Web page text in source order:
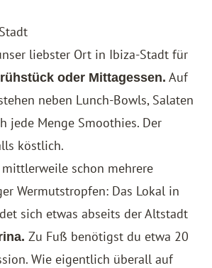
liebster Ort in Ibiza-Stadt für
oder Mittagessen. Auf
neben Lunch-Bowls, Salaten
jede Menge Smoothies. Der
köstlich.
schon mehrere
Wermutstropfen: Das Lokal in
sich etwas abseits der Altstadt
Zu Fuß benötigst du etwa 20
Wie eigentlich überall auf